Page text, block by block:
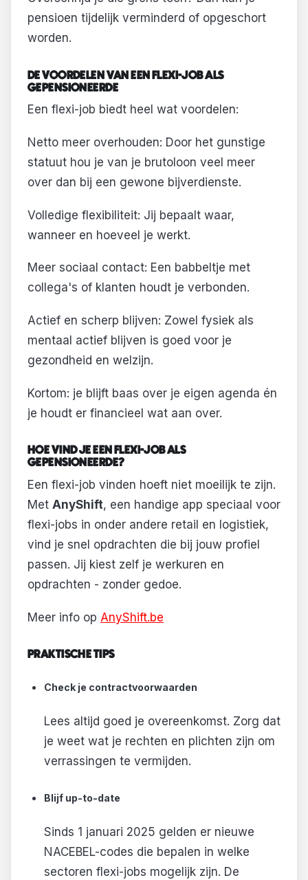
pensioen tijdelijk verminderd of opgeschort
worden.
DE VOORDELEN VAN EEN FLEXI-JOB ALS
GEPENSIONEERDE
Een flexi-job biedt heel wat voordelen:
Netto meer overhouden: Door het gunstige
statuut hou je van je brutoloon veel meer
over dan bij een gewone bijverdienste.
Volledige flexibiliteit: Jij bepaalt waar,
wanneer en hoeveel je werkt.
Meer sociaal contact: Een babbeltje met
collega's of klanten houdt je verbonden.
Actief en scherp blijven: Zowel fysiek als
mentaal actief blijven is goed voor je
gezondheid en welzijn.
Kortom: je blijft baas over je eigen agenda én
je houdt er financieel wat aan over.
HOE VIND JE EEN FLEXI-JOB ALS
GEPENSIONEERDE?
Een flexi-job vinden hoeft niet moeilijk te zijn.
Met AnyShift, een handige app speciaal voor
flexi-jobs in onder andere retail en logistiek,
vind je snel opdrachten die bij jouw profiel
passen. Jij kiest zelf je werkuren en
opdrachten - zonder gedoe.
Meer info op AnyShift.be
PRAKTISCHE TIPS
Check je contractvoorwaarden
Lees altijd goed je overeenkomst. Zorg dat
je weet wat je rechten en plichten zijn om
verrassingen te vermijden.
Blijf up-to-date
Sinds 1 januari 2025 gelden er nieuwe
NACEBEL-codes die bepalen in welke
sectoren flexi-jobs mogelijk zijn. De